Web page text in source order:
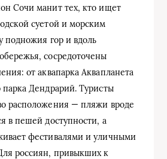
Сочи манит тех, кто ищет
суетой и морским
подножия гор и вдоль
сосредоточены
от аквапарка Аквапланета
парка Дендрарий. Туристы
расположения — пляжи вроде
в пешей доступности, а
фестивалями и уличными
россиян, привыкших к